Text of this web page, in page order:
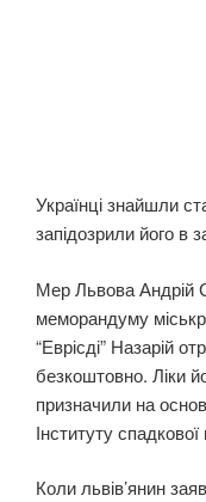
Українці знайшли
запідозрили його в
Мер Львова Андрій
меморандуму
“Еврісді” Назарій
безкоштовно. Ліки
призначили на
Інституту спадкової
Коли львів’янин